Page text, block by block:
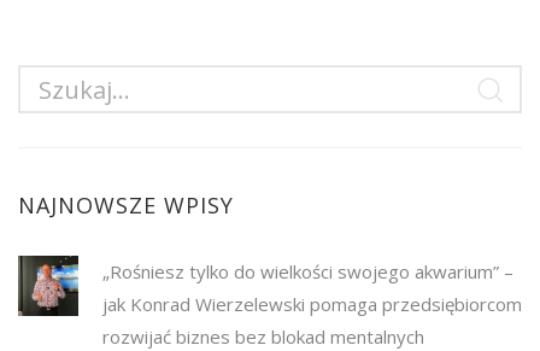
NAJNOWSZE WPISY
„Rośniesz tylko do wielkości swojego akwarium” –
jak Konrad Wierzelewski pomaga przedsiębiorcom
rozwijać biznes bez blokad mentalnych